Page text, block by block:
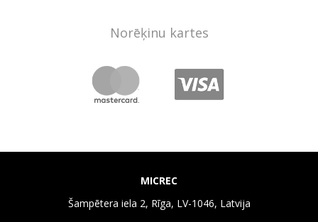
Norēķinu kartes
MICREC
Šampētera iela 2, Rīga, LV-1046, Latvija